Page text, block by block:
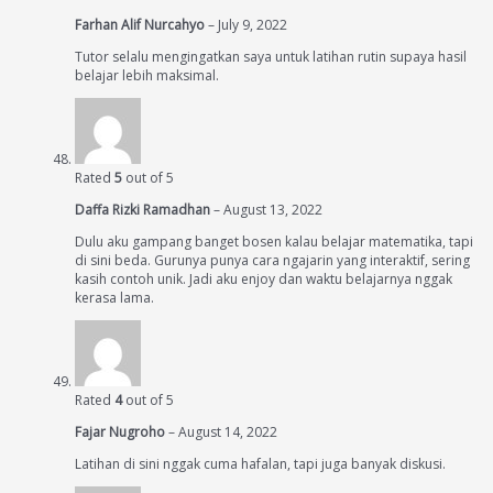
Farhan Alif Nurcahyo– July 9, 2022
Tutor selalu mengingatkan saya untuk latihan rutin supaya hasil
belajar lebih maksimal.
Rated 5 out of 5
Daffa Rizki Ramadhan–August 13, 2022
Dulu aku gampang banget bosen kalau belajar matematika, tapi
di sini beda. Gurunya punya cara ngajarin yang interaktif, sering
kasih contoh unik. Jadi aku enjoy dan waktu belajarnya nggak
kerasa lama.
Rated 4out of 5
Fajar Nugroho–August 14, 2022
Latihan di sini nggak cuma hafalan, tapi juga banyak diskusi.